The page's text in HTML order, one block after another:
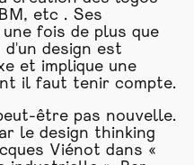
etc . Ses
fois de plus que
design est
et implique une
il faut tenir compte.
être pas nouvelle.
le design thinking
Viénot dans «